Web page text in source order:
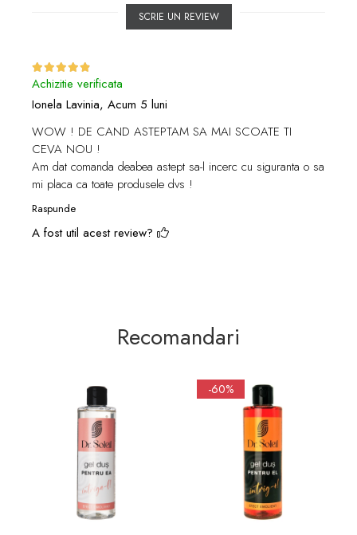
SCRIE UN REVIEW
Achizitie verificata
Ionela Lavinia, Acum 5 luni
WOW ! DE CAND ASTEPTAM SA MAI SCOATE TI
CEVA NOU !
Am dat comanda deabea astept sa-l incerc cu siguranta o sa
mi placa ca toate produsele dvs !
Raspunde
A fost util acest review?
Recomandari
-60%